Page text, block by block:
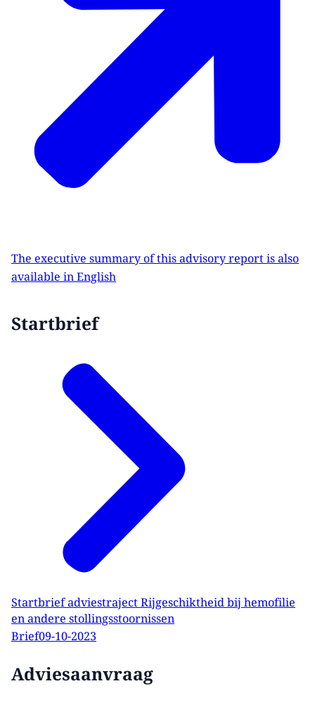
The executive summary of this advisory report is also
available in English
Startbrief
Startbrief adviestraject Rijgeschiktheid bij hemofilie
en andere stollingsstoornissen
Brief09-10-2023
Adviesaanvraag